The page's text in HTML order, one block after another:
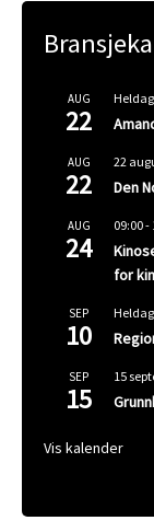
AUG
22
AUG
22
22
Den
AUG
24
09:00-
for
SEP
10
SEP
15
15
Vis kalender